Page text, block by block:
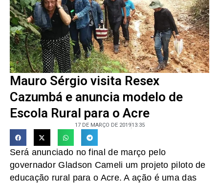
Mauro Sérgio visita Resex
Cazumbá e anuncia modelo de
Escola Rural para o Acre
17 DE MARÇO DE 201913:35
Será anunciado no final de março pelo
governador Gladson Cameli um projeto piloto de
educação rural para o Acre. A ação é uma das